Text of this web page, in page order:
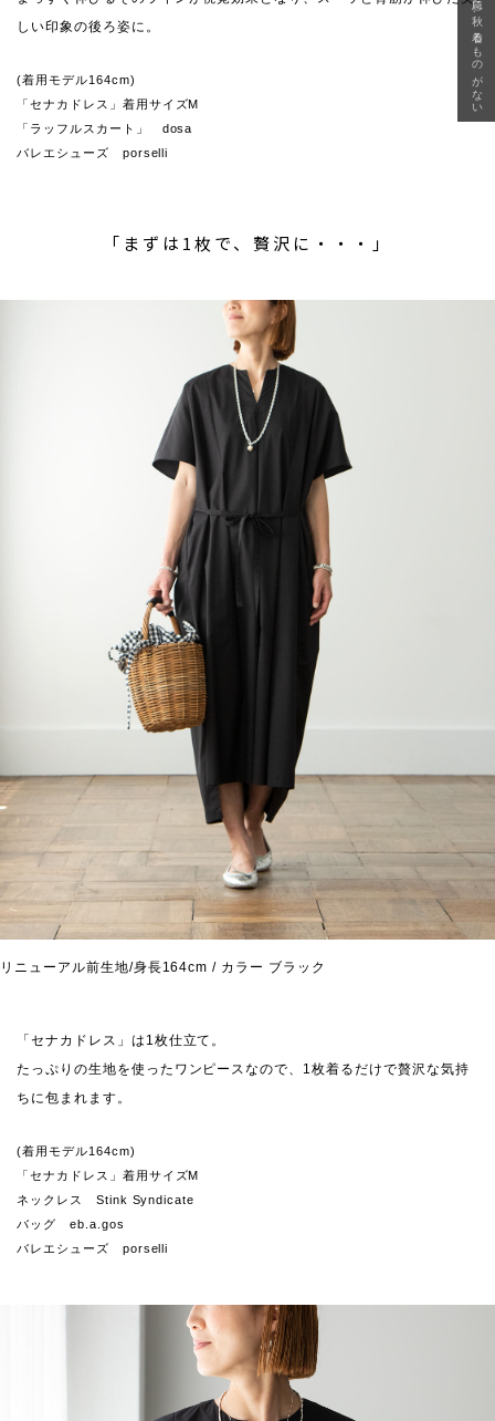
しい印象の後ろ姿に。
(着用モデル164cm)
「セナカドレス」着用サイズM
「ラッフルスカート」 dosa
バレエシューズ porselli
「まずは1枚で、贅沢に・・・」
リニューアル前生地/身長164cm / カラー ブラック
「セナカドレス」は1枚仕立て。
たっぷりの生地を使ったワンピースなので、1枚着るだけで贅沢な気持
ちに包まれます。
(着用モデル164cm)
「セナカドレス」着用サイズM
ネックレス Stink Syndicate
バッグ eb.a.gos
バレエシューズ porselli
急に秋、着るものがない